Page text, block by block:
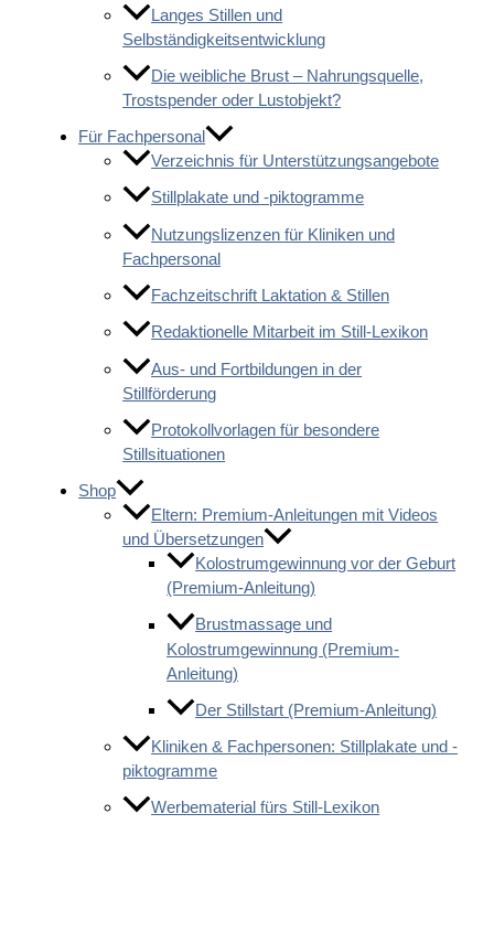
Langes Stillen und
Selbständigkeitsentwicklung
Die weibliche Brust – Nahrungsquelle,
Trostspender oder Lustobjekt?
Für Fachpersonal
Verzeichnis für Unterstützungsangebote
Stillplakate und -piktogramme
Nutzungslizenzen für Kliniken und
Fachpersonal
Fachzeitschrift Laktation & Stillen
Redaktionelle Mitarbeit im Still-Lexikon
Aus- und Fortbildungen in der
Stillförderung
Protokollvorlagen für besondere
Stillsituationen
Shop
Eltern: Premium-Anleitungen mit Videos
und Übersetzungen
Kolostrumgewinnung vor der Geburt
(Premium-Anleitung)
Brustmassage und
Kolostrumgewinnung (Premium-
Anleitung)
Der Stillstart (Premium-Anleitung)
Kliniken & Fachpersonen: Stillplakate und -
piktogramme
Werbematerial fürs Still-Lexikon